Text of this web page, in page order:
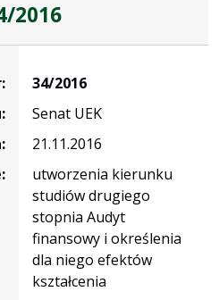
2016
34/2016
Senat UEK
21.11.2016
utworzenia kierunku
studiów drugiego
stopnia Audyt
finansowy i określenia
dla niego efektów
kształcenia